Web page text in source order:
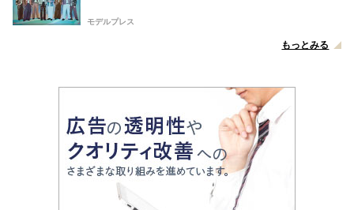
モデルプレス
もっとみる